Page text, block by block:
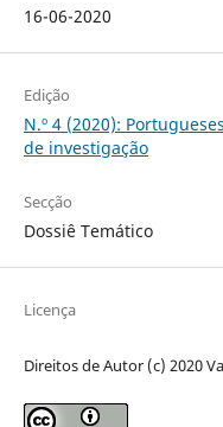
16-06-2020
Edição
N.º 4 (2020):
de investigação
Secção
Dossiê Temático
Licença
Direitos de Autor (c) 2020